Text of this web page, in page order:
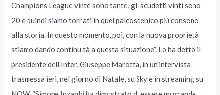
Champions League vinte sono tante, gli scudetti vinti sono
20 e quindi siamo tornati in quel palcoscenico più consono
alla storia. In questo momento, poi, con la nuova proprietà
stiamo dando continuità a questa situazione”. Lo ha detto il
presidente dell’Inter, Giuseppe Marotta, in un’intervista
trasmessa ieri, nel giorno di Natale, su Sky e in streaming su